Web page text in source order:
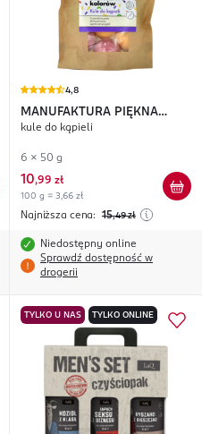
4,8
MANUFAKTURA PIĘKNA
Szaleństwo Kolorów
kule do kąpieli
6 x 50 g
10,99 zł
100 g = 3,66 zł
Najniższa cena: 15,49 zł
Niedostępny online
Sprawdź dostępność w
drogerii
TYLKO U NAS TYLKO ONLINE